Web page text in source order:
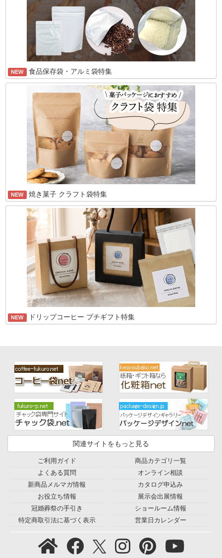
NEW 食品保存袋・アルミ袋特集
NEW 焼き菓子 クラフト袋特集
NEW ドリップコーヒー プチギフト特集
関連サイトをもっと見る
ご利用ガイド
よくある質問
新商品メルマガ情報
お役立ち情報
冠婚葬祭の手引き
特定商取引法に基づく表示
商品カテゴリ一覧
オンライン相談
カタログ申込み
展示会出展情報
ショールーム情報
営業日カレンダー